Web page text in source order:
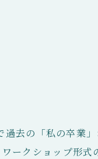
去の「私の卒業
ークショップ形式